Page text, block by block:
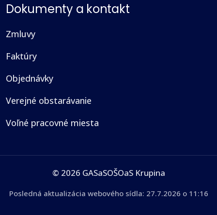
Dokumenty a kontakt
Zmluvy
Faktúry
Objednávky
Verejné obstarávanie
Voľné pracovné miesta
© 2026 GASaSOŠOaS Krupina
Posledná aktualizácia webového sídla: 27.7.2026 o 11:16